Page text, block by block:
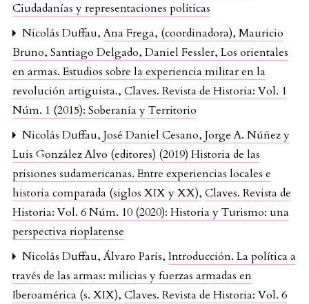
Ciudadanías y representaciones políticas
Nicolás Duffau,Ana Frega, (coordinadora), Mauricio
Bruno, Santiago Delgado, Daniel Fessler, Los orientales
en armas. Estudios sobre la experiencia militar en la
revolución artiguista., Claves. Revista de Historia: Vol. 1
Núm. 1 (2015): Soberanía y Territorio
Nicolás Duffau, José Daniel Cesano, Jorge A. Núñez y
Luis González Alvo (editores) (2019) Historia de las
prisiones sudamericanas. Entre experiencias locales e
historia comparada (siglos XIX y XX), Claves. Revista de
Historia: Vol. 6 Núm. 10 (2020): Historia y Turismo: una
perspectiva rioplatense
Nicolás Duffau, Álvaro París, Introducción. La política a
través de las armas: milicias y fuerzas armadas en
Iberoamérica (s. XIX), Claves. Revista de Historia: Vol. 6